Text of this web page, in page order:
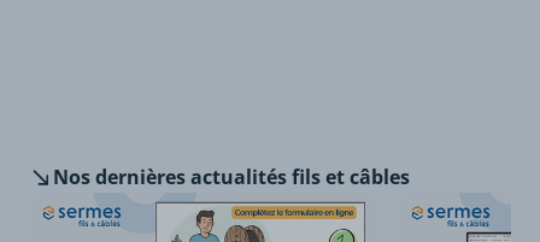
Nos dernièresactualités fils et câbles